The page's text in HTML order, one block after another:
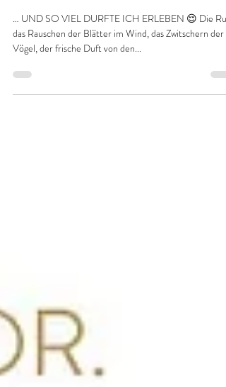
NEUN MONATE SIND
VERGANGEN … ⏳
das Rauschen der Blätter im Wind, das Zwitschern der
Vögel, der frische Duft von den...